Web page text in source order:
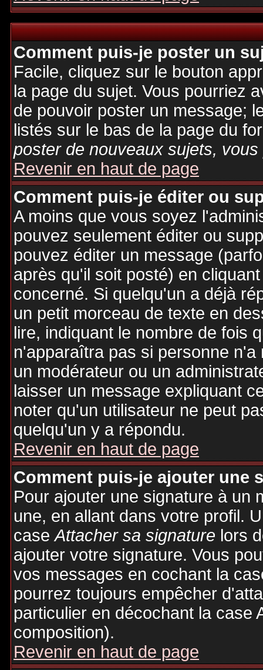
Comment puis-je poster un
Facile, cliquez sur le bouton
la page du sujet. Vous pourriez
de pouvoir poster un message;
listés sur le bas de la page du
poster de nouveaux sujets,
Revenir en haut de page
Comment puis-je éditer ou
A moins que vous soyez
pouvez seulement éditer ou
pouvez éditer un message
après qu'il soit posté) en
concerné. Si quelqu'un a déjà
un petit morceau de texte en
lire, indiquant le nombre de fois
n'apparaîtra pas si personne
un modérateur ou un
laisser un message expliquant
noter qu'un utilisateur ne peut
quelqu'un y a répondu.
Revenir en haut de page
Comment puis-je ajouter une
Pour ajouter une signature à un
une, en allant dans votre profil.
caseAttacher sa signaturelors
ajouter votre signature. Vous
vos messages en cochant la
pourrez toujours empêcher
particulier en décochant la case
composition).
Revenir en haut de page